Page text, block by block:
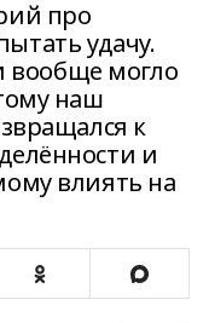
про
удачу.
вообще могло
наш
к
и
влиять на